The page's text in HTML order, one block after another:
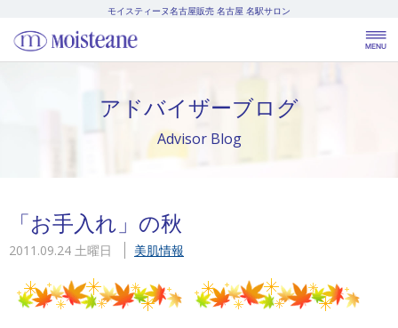
モイスティーヌ名古屋販売 名古屋 名駅サロン
アドバイザーブログ
Advisor Blog
「お手入れ」の秋
2011.09.24 土曜日 美肌情報